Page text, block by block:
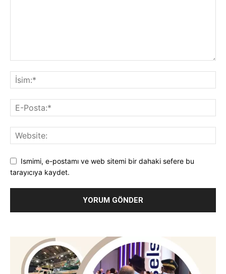
Ismimi, e-postamı ve web sitemi bir dahaki sefere bu
tarayıcıya kaydet.